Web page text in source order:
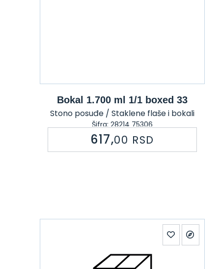
Bokal 1.700 ml 1/1 boxed 33
Stono posuđe / Staklene flaše i bokali
Šifra: 28214 75306
617,00 RSD